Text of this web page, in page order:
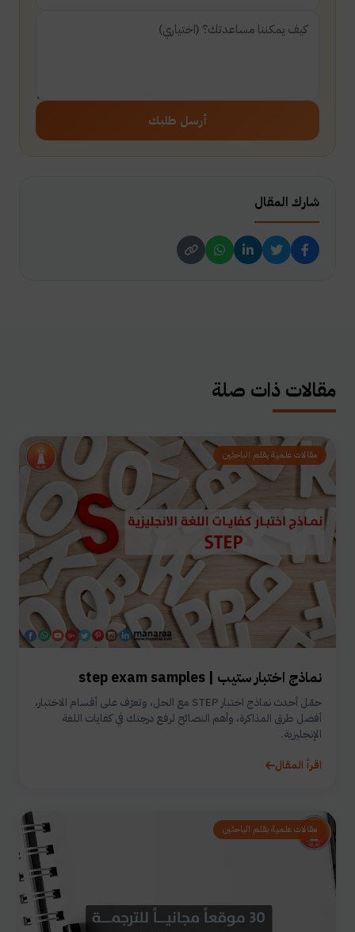
أرسل طلبك
شارك المقال
مقالات ذات صلة
مقالات علمية بقلم الباحثين
نماذج اختبار ستيب | step exam samples
حمّل أحدث نماذج اختبار STEP مع الحل، وتعرّف على أقسام الاختبار،
أفضل طرق المذاكرة، وأهم النصائح لرفع درجتك في كفايات اللغة
الإنجليزية.
اقرأ المقال
مقالات علمية بقلم الباحثين